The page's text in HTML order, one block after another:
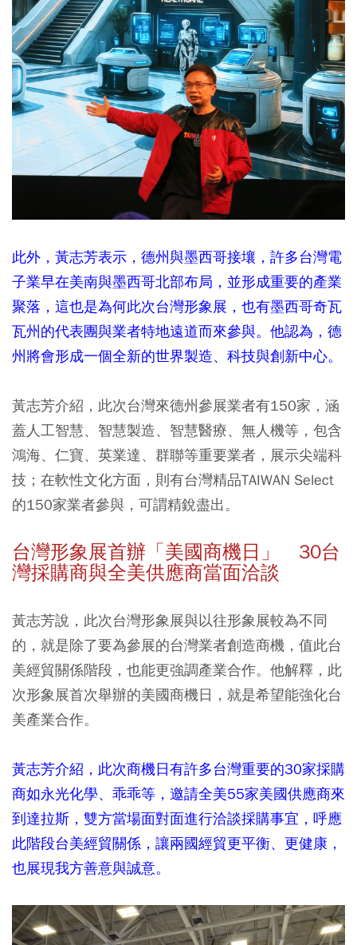
此外，黃志芳表示，德州與墨西哥接壤，許多台灣電
子業早在美南與墨西哥北部布局，並形成重要的產業
聚落，這也是為何此次台灣形象展，也有墨西哥奇瓦
瓦州的代表團與業者特地遠道而來參與。他認為，德
州將會形成一個全新的世界製造、科技與創新中心。
黃志芳介紹，此次台灣來德州參展業者有150家，涵
蓋人工智慧、智慧製造、智慧醫療、無人機等，包含
鴻海、仁寶、英業達、群聯等重要業者，展示尖端科
技；在軟性文化方面，則有台灣精品TAIWAN Select
的150家業者參與，可謂精銳盡出。
台灣形象展首辦「美國商機日」 30台
灣採購商與全美供應商當面洽談
黃志芳說，此次台灣形象展與以往形象展較為不同
的，就是除了要為參展的台灣業者創造商機，值此台
美經貿關係階段，也能更強調產業合作。他解釋，此
次形象展首次舉辦的美國商機日，就是希望能強化台
美產業合作。
黃志芳介紹，此次商機日有許多台灣重要的30家採購
商如永光化學、乖乖等，邀請全美55家美國供應商來
到達拉斯，雙方當場面對面進行洽談採購事宜，呼應
此階段台美經貿關係，讓兩國經貿更平衡、更健康，
也展現我方善意與誠意。